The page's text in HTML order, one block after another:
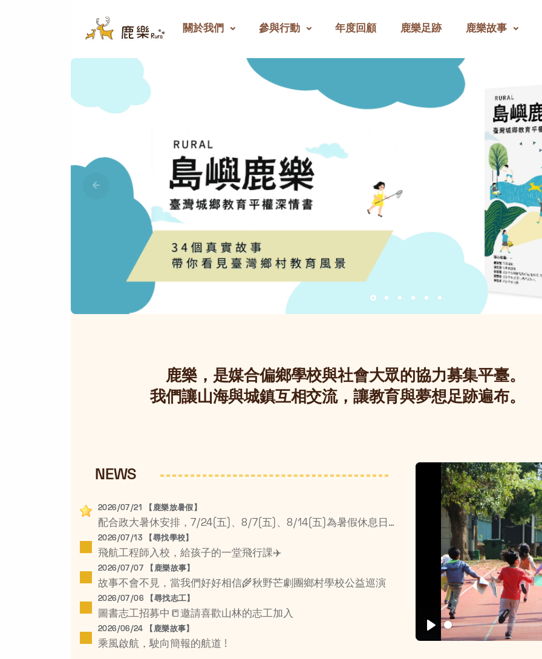
關於我們 參與行動 年度回顧 鹿樂足跡 鹿樂故事
鹿樂 - 偏鄉教育群力平臺
鹿樂，是媒合偏鄉學校與社會大眾的協力募集平臺。
我們讓山海與城鎮互相交流，讓教育與夢想足跡遍布。
NEWS
2026/07/21 【鹿樂放暑假】
配合政大暑休安排，7/24(五)、8/7(五)、8/14(五)為暑假休息日☀️
2026/07/13 【尋找學校】
飛航工程師入校，給孩子的一堂飛行課✈️
2026/07/07 【鹿樂故事】
故事不會不見，當我們好好相信🌾秋野芒劇團鄉村學校公益巡演
2026/07/06 【尋找志工】
圖書志工招募中📒邀請喜歡山林的志工加入
2026/06/24 【鹿樂故事】
乘風啟航，駛向簡報的航道 !
Play